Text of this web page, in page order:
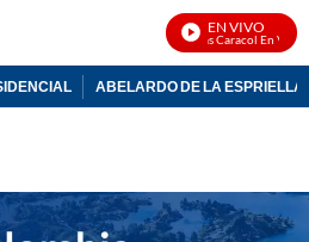
EN VIVO
Noticias Caracol En Vivo
ABELARDO DE LA ESPRIELLA